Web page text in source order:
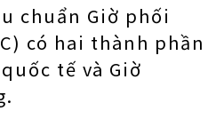
chuẩn Giờ phối
có hai thành phần
tế và Giờ